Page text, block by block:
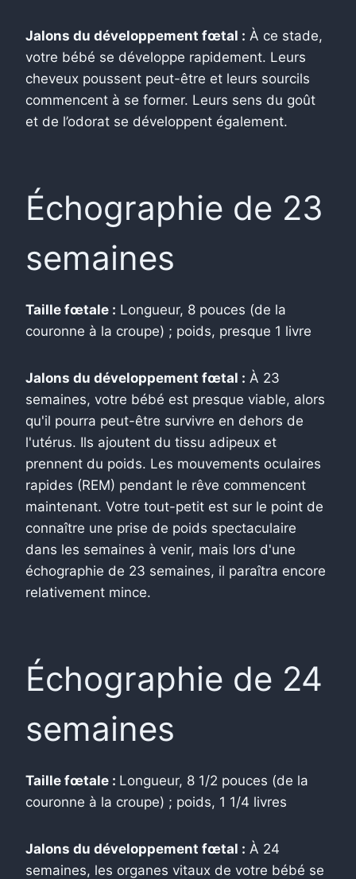
Jalons du développement fœtal : À ce stade,
votre bébé se développe rapidement. Leurs
cheveux poussent peut-être et leurs sourcils
commencent à se former. Leurs sens du goût
et de l’odorat se développent également.
Échographie de 23
semaines
Taille fœtale : Longueur, 8 pouces (de la
couronne à la croupe) ; poids, presque 1 livre
Jalons du développement fœtal : À 23
semaines, votre bébé est presque viable, alors
qu'il pourra peut-être survivre en dehors de
l'utérus. Ils ajoutent du tissu adipeux et
prennent du poids. Les mouvements oculaires
rapides (REM) pendant le rêve commencent
maintenant. Votre tout-petit est sur le point de
connaître une prise de poids spectaculaire
dans les semaines à venir, mais lors d'une
échographie de 23 semaines, il paraîtra encore
relativement mince.
Échographie de 24
semaines
Taille fœtale : Longueur, 8 1/2 pouces (de la
couronne à la croupe) ; poids, 1 1/4 livres
Jalons du développement fœtal : À 24
semaines, les organes vitaux de votre bébé se